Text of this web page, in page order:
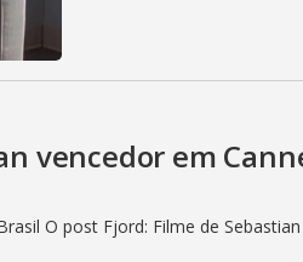
vencedor em
O post Fjord: Filme de